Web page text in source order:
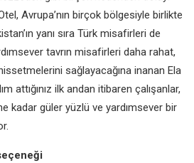
Avrupa’nın birçok bölgesiyle birlikte
yanı sıra Türk misafirleri de
tavrın misafirleri daha rahat,
sağlayacağına inanan Ela
attığınız ilk andan itibaren çalışanlar,
kadar güler yüzlü ve yardımsever bir